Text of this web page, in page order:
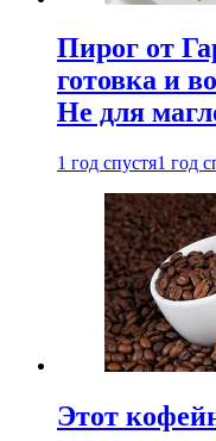
Пирог от
готовка и
Не для
1 год спустя1 год
Этот